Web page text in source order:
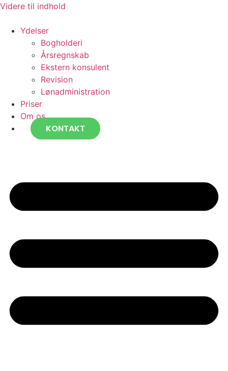
Videre til indhold
Ydelser
Bogholderi
Årsregnskab
Ekstern konsulent
Revision
Lønadministration
Priser
Om os
KONTAKT